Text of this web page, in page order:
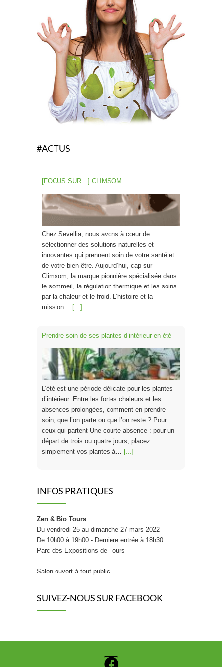
#ACTUS
[FOCUS SUR…] CLIMSOM
Chez Sevellia, nous avons à cœur de
sélectionner des solutions naturelles et
innovantes qui prennent soin de votre santé et
de votre bien-être. Aujourd’hui, cap sur
Climsom, la marque pionnière spécialisée dans
le sommeil, la régulation thermique et les soins
par la chaleur et le froid. L’histoire et la
mission… [...]
Prendre soin de ses plantes d’intérieur en été
L’été est une période délicate pour les plantes
d’intérieur. Entre les fortes chaleurs et les
absences prolongées, comment en prendre
soin, que l’on parte ou que l’on reste ? Pour
ceux qui partent Une courte absence : pour un
départ de trois ou quatre jours, placez
simplement vos plantes à…
[...]
À l’heure où la rentrée de septembre invite à
repenser sa routine bien-être de A à Z, c’est
aussi le bon moment pour s’interroger sur ses
écologique : les alternatives aux protections
nombreuses ni aussi accessibles. Sevellia.com
INFOS PRATIQUES
Zen & Bio Tours
Du vendredi 25 au dimanche 27 mars 2022
De 10h00 à 19h00 - Dernière entrée à 18h30
Parc des Expositions de Tours
Salon ouvert à tout public
SUIVEZ-NOUS SUR FACEBOOK